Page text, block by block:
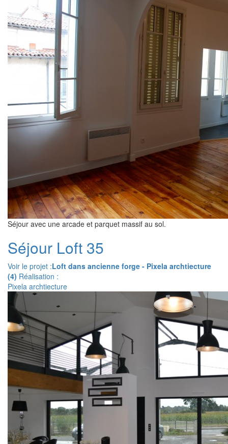
Séjour avec une arcade et parquet massif au sol.
Séjour Loft 35
Voir le projet :Loft dans ancienne forge - Pixela archtiecture
(4) Réalisation :
Pixela archtiecture